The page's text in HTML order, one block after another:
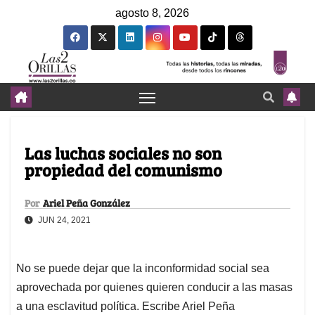
agosto 8, 2026
Las luchas sociales no son
propiedad del comunismo
Por Ariel Peña González
JUN 24, 2021
No se puede dejar que la inconformidad social sea
aprovechada por quienes quieren conducir a las masas
a una esclavitud política. Escribe Ariel Peña